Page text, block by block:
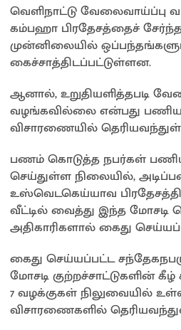
வெளிநாட்டு வேலைவாய்ப்பு
கம்பஹா பிரதேசத்தைச்
முன்னிலையில்
கைச்சாத்திடப்பட்டுள்ளன.
ஆனால், உறுதியளித்தபடி
வழங்கவில்லை என்பது
விசாரணையில்
பணம் கொடுத்த நபர்கள்
செய்துள்ள நிலையில்,
உஸ்வெடகெய்யாவ
வீட்டில் வைத்து இந்த மோசடி
அதிகாரிகளால் கைது
கைது செய்யப்பட்ட
மோசடி குற்றச்சாட்டுகளின்
7 வழக்குகள் நிலுவையில்
விசாரணைகளில்